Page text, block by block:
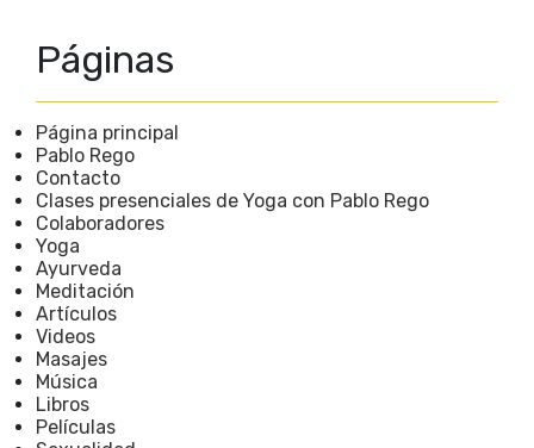
Páginas
Página principal
Pablo Rego
Contacto
Clases presenciales de Yoga con Pablo Rego
Colaboradores
Yoga
Ayurveda
Meditación
Artículos
Videos
Masajes
Música
Libros
Películas